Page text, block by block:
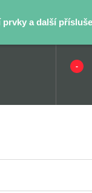
prvky a další
-